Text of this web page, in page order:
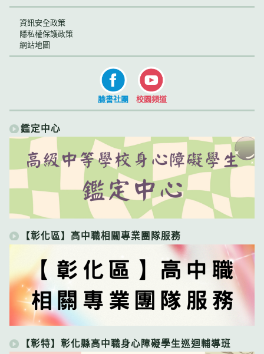
資訊安全政策
隱私權保護政策
網站地圖
臉書社團 校園頻道
鑑定中心
【彰化區】高中職相關專業團隊服務
【彰特】彰化縣高中職身心障礙學生巡迴輔導班